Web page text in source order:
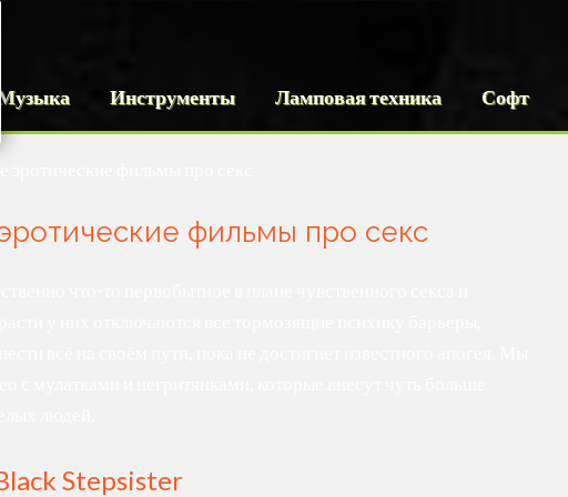
Музыка Инструменты Ламповая техника Софт
фильмы про секс
Stepsister